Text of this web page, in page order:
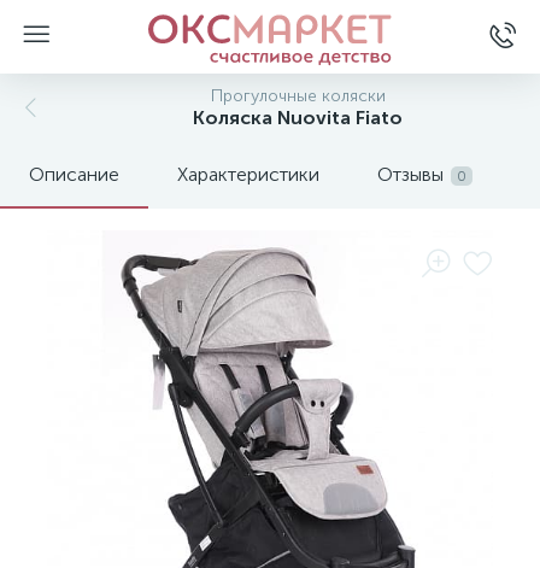
Прогулочные коляски
Коляска Nuovita Fiato
Описание Характеристики Отзывы 0